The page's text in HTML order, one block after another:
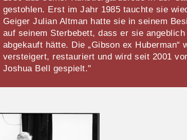
gestohlen. Erst im Jahr 1985 tauchte sie
Geiger Julian Altman hatte sie in seinem
auf seinem Sterbebett, dass er sie angeblich
abgekauft hätte. Die „Gibson ex Huberman“
versteigert, restauriert und wird seit 2001
Joshua Bell gespielt."